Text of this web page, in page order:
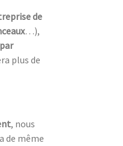
de
…),
plus de
, nous
de même